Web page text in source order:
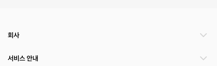
회사
서비스 안내